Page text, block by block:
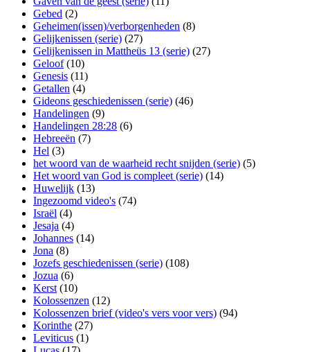
Gebed (2)
Geheimen(issen)/verborgenheden (8)
Gelijkenissen (serie) (27)
Gelijkenissen in Mattheüs 13 (serie) (27)
Geloof(10)
Genesis (11)
Getallen (4)
Gideons geschiedenissen (serie) (46)
Handelingen (9)
Handelingen 28:28 (6)
Hebreeën (7)
Hel (3)
het woord van de waarheid recht snijden (serie) (5)
Het woord van God is compleet (serie) (14)
Huwelijk (13)
Ingezoomd video's (74)
Israël (4)
Jesaja (4)
Johannes (14)
Jona (8)
Jozefs geschiedenissen (serie) (108)
Jozua (6)
Kerst (10)
Kolossenzen (12)
Kolossenzen brief (video's vers voor vers) (94)
Korinthe (27)
Leviticus (1)